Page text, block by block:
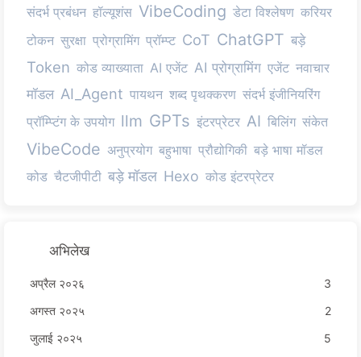
संदर्भ प्रबंधन हॉल्यूशंस VibeCoding डेटा विश्लेषण करियर
टोकन सुरक्षा प्रोग्रामिंग प्रॉम्प्ट CoT ChatGPT बड़े
Token कोड व्याख्याता AI एजेंट AI प्रोग्रामिंग एजेंट नवाचार
मॉडल AI_Agent पायथन शब्द पृथक्करण संदर्भ इंजीनियरिंग
प्रॉम्प्टिंग के उपयोग llm GPTs इंटरप्रेटर AI बिलिंग संकेत
VibeCode अनुप्रयोग बहुभाषा प्रौद्योगिकी बड़े भाषा मॉडल
कोड चैटजीपीटी बड़े मॉडल Hexo कोड इंटरप्रेटर
अभिलेख
अप्रैल २०२६
3
अगस्त २०२५
2
जुलाई २०२५
5